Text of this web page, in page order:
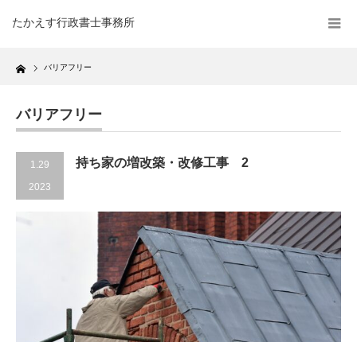
たかえす行政書士事務所
Home バリアフリー
バリアフリー
1.29
2023
持ち家の増改築・改修工事 2